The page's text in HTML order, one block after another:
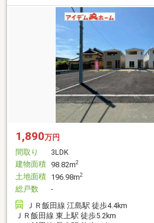
1,890万円
間取り
3LDK
建物面積 98.82m2
土地面積 196.98m2
総戸数
-
ＪＲ飯田線 江島駅 徒歩4.4km
ＪＲ飯田線 東上駅 徒歩5.2km